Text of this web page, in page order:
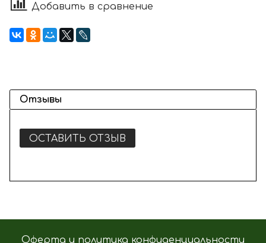
Добавить в сравнение
Отзывы
ОСТАВИТЬ ОТЗЫВ
Оферта и политика конфиденциальности